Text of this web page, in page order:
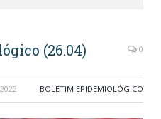
(26.04) 0
BOLETIM EPIDEMIOLÓGICO